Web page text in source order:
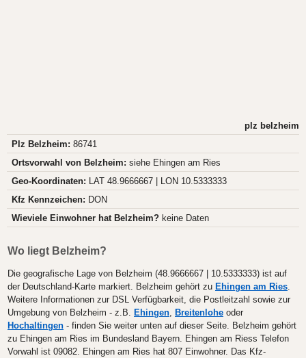
plz belzheim
Plz Belzheim: 86741
Ortsvorwahl von Belzheim: siehe Ehingen am Ries
Geo-Koordinaten: LAT 48.9666667 | LON 10.5333333
Kfz Kennzeichen: DON
Wieviele Einwohner hat Belzheim? keine Daten
Wo liegt Belzheim?
Die geografische Lage von Belzheim (48.9666667 | 10.5333333) ist auf
der Deutschland-Karte markiert. Belzheim gehört zu Ehingen am Ries.
Weitere Informationen zur DSL Verfügbarkeit, die Postleitzahl sowie zur
Umgebung von Belzheim - z.B. Ehingen, Breitenlohe oder
Hochaltingen - finden Sie weiter unten auf dieser Seite. Belzheim gehört
zu Ehingen am Ries im Bundesland Bayern. Ehingen am Riess Telefon
Vorwahl ist 09082. Ehingen am Ries hat 807 Einwohner. Das Kfz-